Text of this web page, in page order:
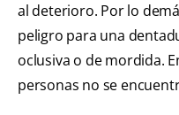
al deterioro. Por lo
peligro para una
oclusiva o de mordida.
personas no se